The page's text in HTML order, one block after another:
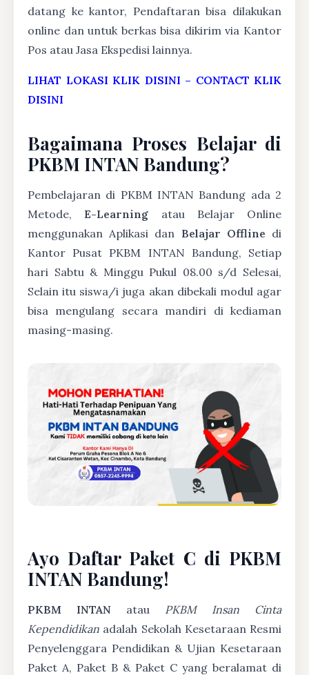
datang ke kantor, Pendaftaran bisa dilakukan
online dan untuk berkas bisa dikirim via Kantor
Pos atau Jasa Ekspedisi lainnya.
LIHAT LOKASI KLIK DISINI – CONTACT KLIK
DISINI
Bagaimana Proses Belajar di
PKBM INTAN Bandung?
Pembelajaran di PKBM INTAN Bandung ada 2
Metode,E-Learning atau Belajar Online
menggunakan Aplikasi dan Belajar Offline di
Kantor Pusat PKBM INTAN Bandung, Setiap
hari Sabtu & Minggu Pukul 08.00 s/d Selesai,
Selain itu siswa/i juga akan dibekali modul agar
bisa mengulang secara mandiri di kediaman
masing-masing.
Ayo Daftar Paket C di PKBM
INTAN Bandung!
PKBM INTAN atau PKBM Insan Cinta
Kependidikan adalah Sekolah Kesetaraan Resmi
Penyelenggara Pendidikan & Ujian Kesetaraan
Paket A, Paket B & Paket C yang beralamat di